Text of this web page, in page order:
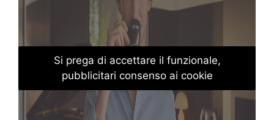
Si prega di accettare il funzionale,
pubblicitari consenso ai cookie